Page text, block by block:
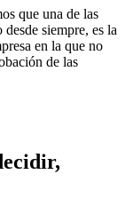
que una de las
siempre, es la
en la que no
de las